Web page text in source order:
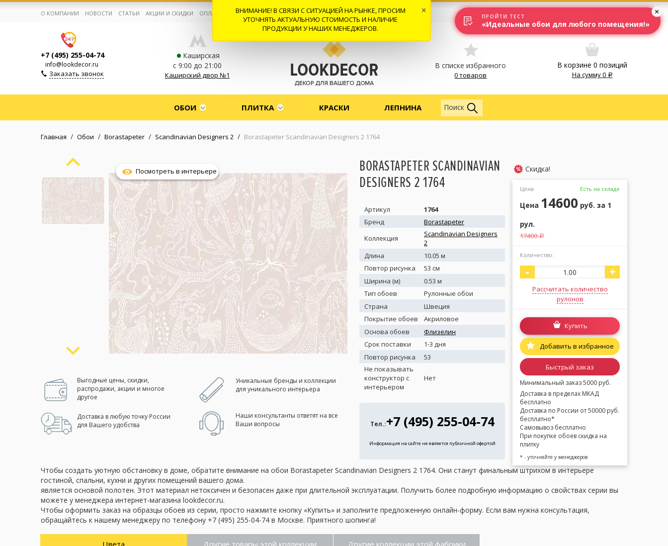
Корзина:0
Избранное:0 товаров
Каталог
Компания
Личный кабинет
(сменить город)
Заказать обратный звонок
О КОМПАНИИ НОВОСТИ СТАТЬИ АКЦИИ И СКИДКИ ОПЛАТА И ДОСТАВКА СОТРУДНИЧЕСТВО КОНТАКТЫ ОТЗЫВЫ
+7 (495) 255-04-74
info@lookdecor.ru
Заказать звонок
Каширская
с 9:00 до 21:00
Каширский двор №1
В списке избранного
0 товаров
В корзине 0 позиций
На сумму0
ОБОИ ПЛИТКА КРАСКИ ЛЕПНИНА Обои
Поиск
Главная / Обои / Borastapeter / Scandinavian Designers 2 / Borastapeter Scandinavian Designers 2 1764
Посмотреть в интерьере
Выгодные цены, скидки,
распродажи, акции и многое
другое
Уникальные бренды и коллекции
для уникального интерьера
Доставка в любую точку России
для Вашего удобства
Наши консультанты ответят на все
Ваши вопросы
BORASTAPETER SCANDINAVIAN
DESIGNERS 2 1764
Артикул
1764
Бренд
Borastapeter
Коллекция
Scandinavian Designers
2
Длина
10.05 м
Повтор рисунка
53 см
Ширина (м)
0.53 м
Тип обоев
Рулонные обои
Страна
Швеция
Покрытие обоев
Акриловое
Основа обоев
Флизелин
Срок поставки
1-3 дня
Повтор рисунка
53
Не показывать
конструктор с
интерьером
Нет
Тел.:+7 (495) 255-04-74
Информация на сайте не является публичной офертой
Скидка!
Цена Есть на складе
Цена 14600 руб. за 1
рул.
17400a
Количество:
- +
Рассчитать количество
рулонов
Купить
Добавить в избранное
Быстрый заказ
Минимальный заказ 5000 руб.
Доставка в пределах МКАД
бесплатно
Доставка по России от 50000 руб.
бесплатно*
Самовывоз бесплатно
При покупке обоев скидка на
плитку
* - уточняйте у менеджеров
Чтобы создать уютную обстановку в доме, обратите внимание на обои Borastapeter Scandinavian Designers 2 1764. Они станут финальным штрихом в интерьере
гостиной, спальни, кухни и других помещений вашего дома.
является основой полотен. Этот материал нетоксичен и безопасен даже при длительной эксплуатации. Получить более подробную информацию о свойствах серии вы
можете у менеджера интернет-магазина lookdecor.ru.
Чтобы оформить заказ на образцы обоев из серии, просто нажмите кнопку «Купить» и заполните предложенную онлайн-форму. Если вам нужна консультация,
обращайтесь к нашему менеджеру по телефону +7 (495) 255-04-74 в Москве. Приятного шопинга!
Цвета Другие товары этой коллекции Другие коллекции этой фабрики
ВНИМАНИЕ! В СВЯЗИ С СИТУАЦИЕЙ НА РЫНКЕ, ПРОСИМ
УТОЧНЯТЬ АКТУАЛЬНУЮ СТОИМОСТЬ И НАЛИЧИЕ
ПРОДУКЦИИ У НАШИХ МЕНЕДЖЕРОВ.
×
ПРОЙТИ ТЕСТ
«Идеальные обои для любого помещения!»